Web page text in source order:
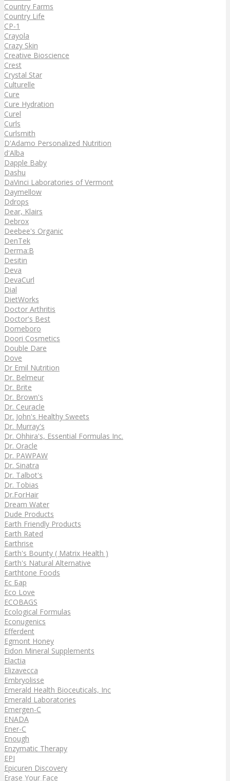
Country Farms
Country Life
CP-1
Crayola
Crazy Skin
Creative Bioscience
Crest
Crystal Star
Culturelle
Cure
Cure Hydration
Curel
Curls
Curlsmith
D'Adamo Personalized Nutrition
d'Alba
Dapple Baby
Dashu
DaVinci Laboratories of Vermont
Daymellow
Ddrops
Dear, Klairs
Debrox
Deebee's Organic
DenTek
Derma:B
Desitin
Deva
DevaCurl
Dial
DietWorks
Doctor Arthritis
Doctor's Best
Domeboro
Doori Cosmetics
Double Dare
Dove
Dr Emil Nutrition
Dr. Belmeur
Dr. Brite
Dr. Brown's
Dr. Ceuracle
Dr. John's Healthy Sweets
Dr. Murray's
Dr. Ohhira's, Essential Formulas Inc.
Dr. Oracle
Dr. PAWPAW
Dr. Sinatra
Dr. Talbot's
Dr. Tobias
Dr.ForHair
Dream Water
Dude Products
Earth Friendly Products
Earth Rated
Earthrise
Earth's Bounty ( Matrix Health )
Earth's Natural Alternative
Earthtone Foods
Ec Бар
Eco Love
ECOBAGS
Ecological Formulas
Econugenics
Efferdent
Egmont Honey
Eidon Mineral Supplements
Elactia
Elizavecca
Embryolisse
Emerald Health Bioceuticals, Inc
Emerald Laboratories
Emergen-C
ENADA
Ener-C
Enough
Enzymatic Therapy
EPI
Epicuren Discovery
Erase Your Face